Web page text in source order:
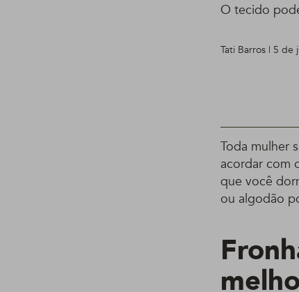
O tecido
Tati Barros | 5 de
Toda mulher
acordar com
que você
ou algodão